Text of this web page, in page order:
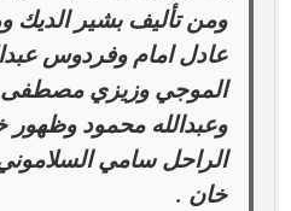
ومن تأليف بشير الديك
عادل امام وفردوس
الموجي وزيزي مصطفى
وعبدالله محمود وظهور
الراحل سامي
خان .